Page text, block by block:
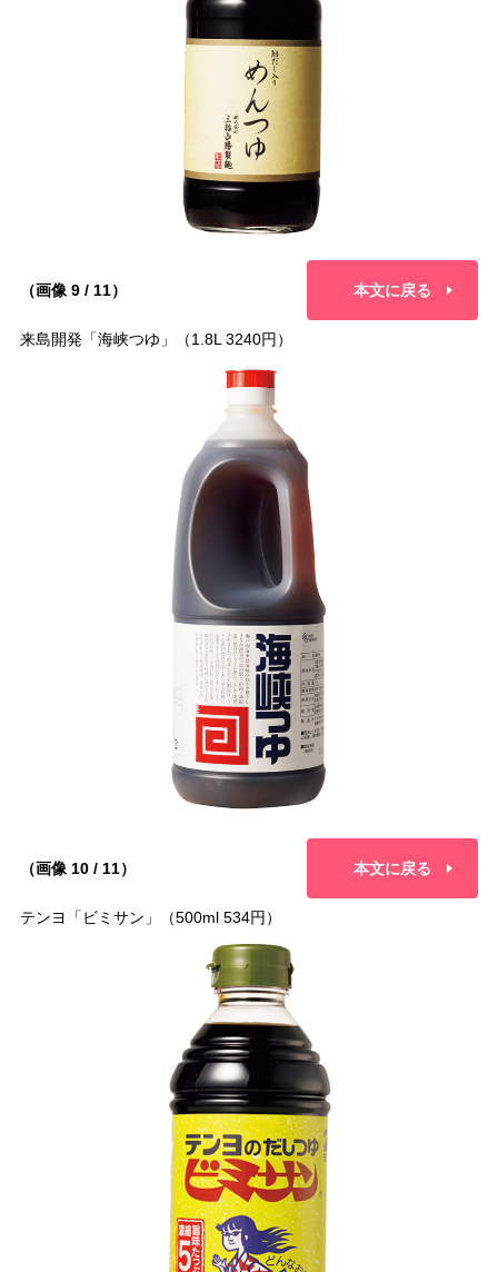
（画像 9 / 11） 本文に戻る
来島開発「海峡つゆ」（1.8L 3240円）
（画像 10 / 11） 本文に戻る
テンヨ「ビミサン」（500ml 534円）